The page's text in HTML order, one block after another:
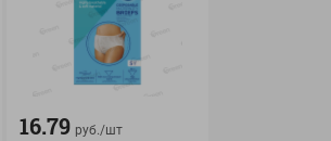
О сервисе
16.79 руб./шт